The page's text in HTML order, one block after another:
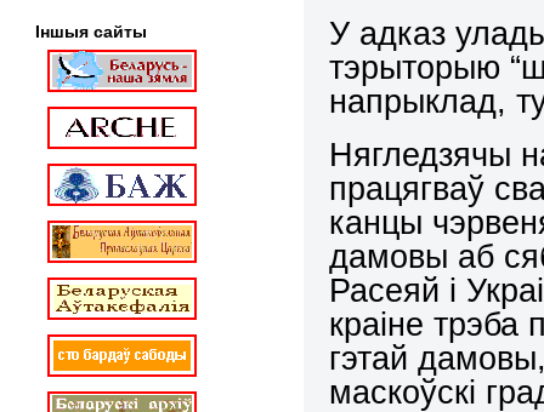
У адказ
тэрыторыю
напрыклад,
Нягледзячы
працягваў
канцы
дамовы аб
Расеяй і
краіне
гэтай
маскоўскі
Іншыя сайты